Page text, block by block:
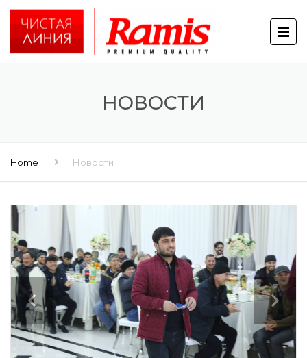
НОВОСТИ
Home Новости